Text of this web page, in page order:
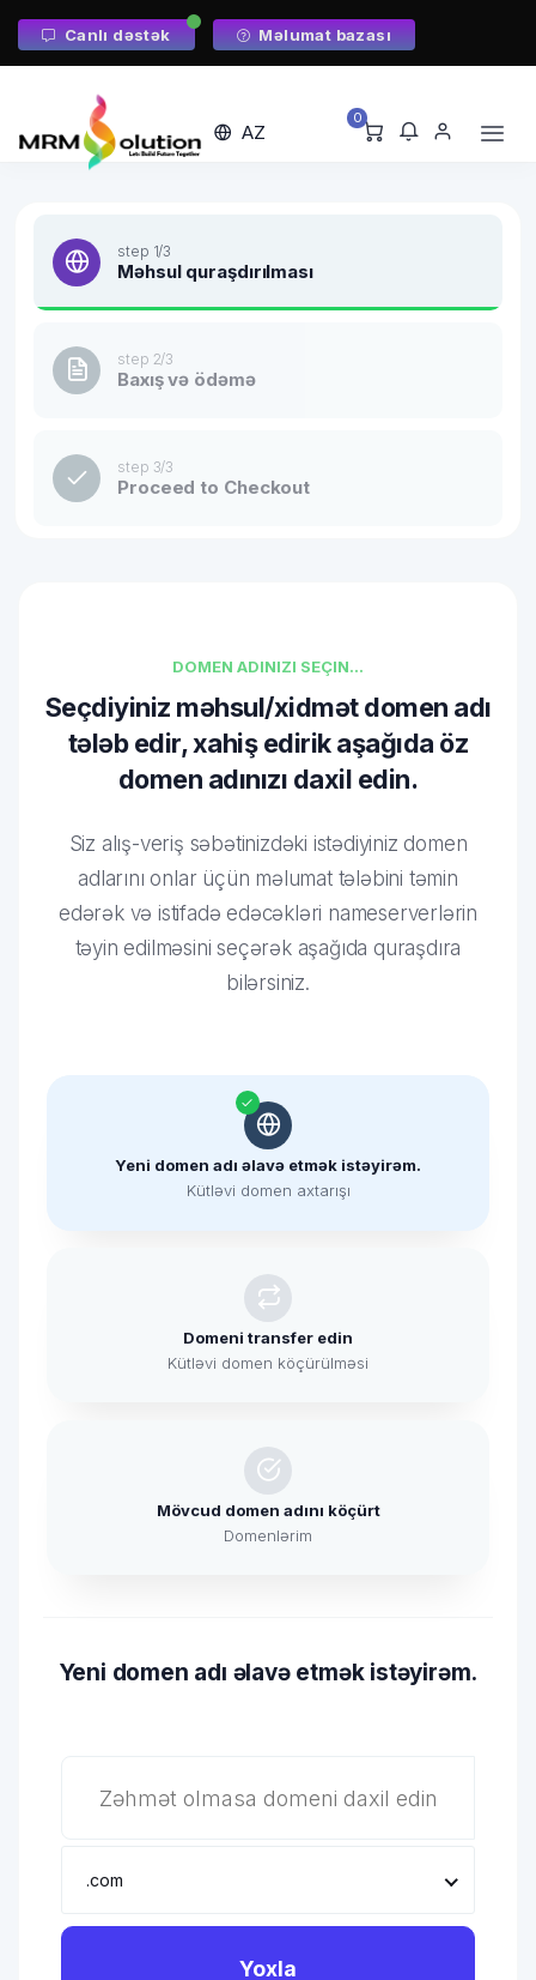
Canlı dəstək Məlumat bazası
AZ
0
step 1/3
Məhsul quraşdırılması
step 2/3
Baxış və ödəmə
step 3/3
Proceed to Checkout
DOMEN ADINIZI SEÇIN...
Seçdiyiniz məhsul/xidmət domen adı
tələb edir, xahiş edirik aşağıda öz
domen adınızı daxil edin.
Siz alış-veriş səbətinizdəki istədiyiniz domen
adlarını onlar üçün məlumat tələbini təmin
edərək və istifadə edəcəkləri nameserverlərin
təyin edilməsini seçərək aşağıda quraşdıra
bilərsiniz.
Yeni domen adı əlavə etmək istəyirəm.
Kütləvi domen axtarışı
Domeni transfer edin
Kütləvi domen köçürülməsi
Mövcud domen adını köçürt
Domenlərim
Yeni domen adı əlavə etmək istəyirəm.
.com
Yoxla